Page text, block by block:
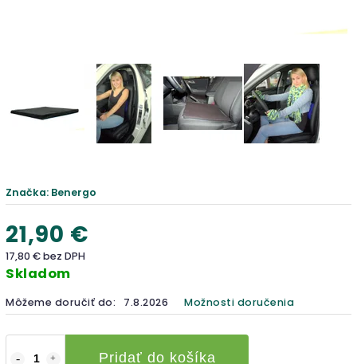
Značka: Benergo
21,90 €
17,80 € bez DPH
Skladom
Môžeme doručiť do: 7.8.2026 Možnosti doručenia
Pridať do košíka